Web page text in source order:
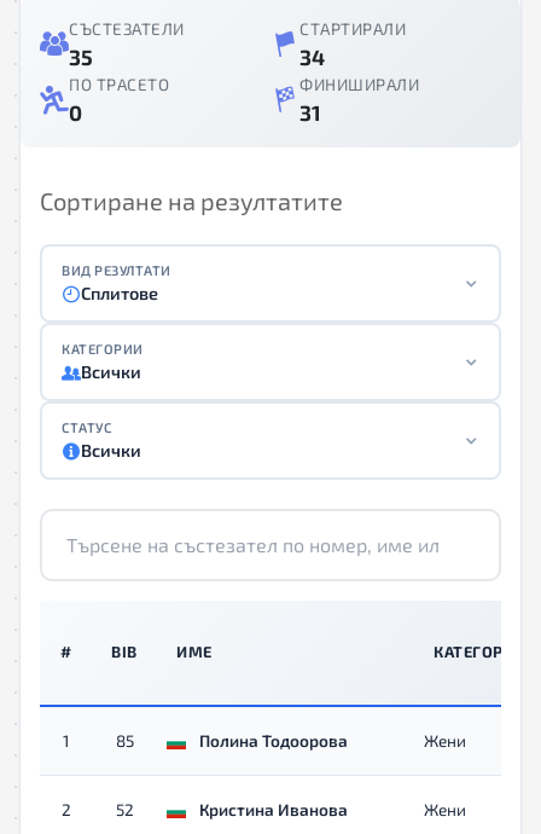
СЪСТЕЗАТЕЛИ
35
СТАРТИРАЛИ
34
ПО ТРАСЕТО
0
ФИНИШИРАЛИ
31
Сортиране на резултатите
ВИД РЕЗУЛТАТИ
Сплитове
КАТЕГОРИИ
Всички
СТАТУС
Всички
# BIB ИМЕ КАТЕГОРИЯ
1 85 Полина Тодоорова Жени
2 52 Кристина Иванова Жени